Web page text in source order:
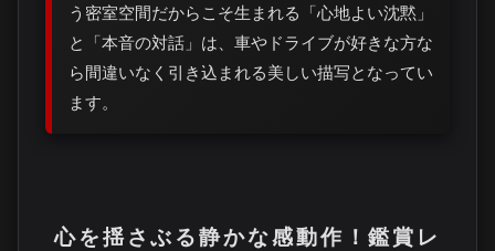
う密室空間だからこそ生まれる「心地よい沈黙」
と「本音の対話」は、車やドライブが好きな方な
ら間違いなく引き込まれる美しい描写となってい
ます。
心を揺さぶる静かな感動作！鑑賞レ